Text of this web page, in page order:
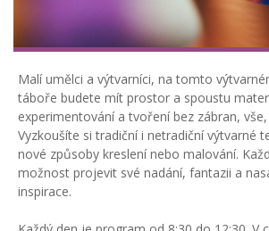
Malí umělci a výtvarníci, na tomto
táboře budete mít prostor a spoustu
experimentování a tvoření bez zábran,
Vyzkoušíte si tradiční i netradiční výtvarné
nové způsoby kreslení nebo malování.
možnost projevit své nadání, fantazii a
inspirace.